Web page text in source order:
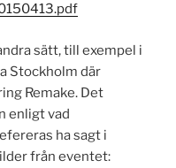
sätt, till exempel i
Stockholm där
Remake. Det
enligt vad
ha sagt i
från eventet: